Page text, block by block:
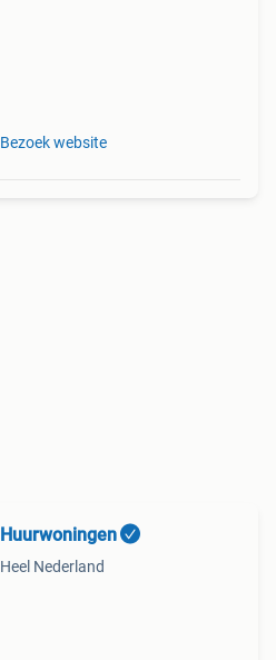
Bezoek website
Huurwoningen
Heel Nederland